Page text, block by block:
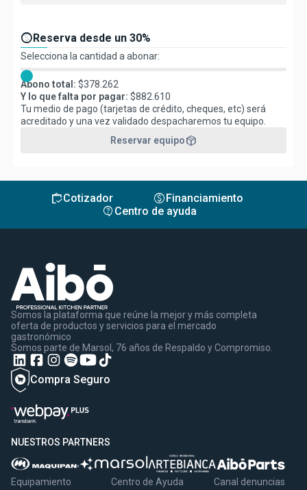
paidReserva desde un 30%
Selecciona la cantidad a abonar:
Abono total: $378.262
Y lo que falta por pagar: $882.610
Tu medio de pago (tarjetas de crédito, cheques, etc) será
acreditado y una vez validado despacharemos tu equipo.
Reservar equipopackage_2
inventoryCotizador monetization_onFinanciamiento
contact_support Centro de ayuda
Somos la plataforma que reúne la mejor y más completa
oferta de productos y servicios para el mercado
gastronómico
Somos parte de Marsol, 76 años de Respaldo y Compromiso.
Compra Seguro
NUESTROS PARTNERS
Equipamiento Centro de Ayuda Canal denuncias